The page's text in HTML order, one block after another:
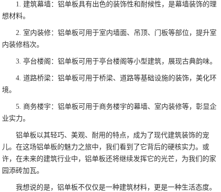
1. 建筑幕墙：铝单板具有出色的装饰性和耐候性，是幕墙装饰的理
想材料。
2. 室内装修：铝单板可用于室内墙面、吊顶、门板等部位，提升室
内装修档次。
3. 亭台楼阁：铝单板可用于亭台楼阁等小型建筑，展现古典韵味。
4. 道路桥梁：铝单板可用于桥梁、道路等基础设施的装饰，美化环
境。
5. 商务楼宇：铝单板可用于商务楼宇的幕墙、室内装修等，彰显企
业实力。
铝单板以其轻巧、美观、耐用的特点，成为了现代建筑装饰的宠
儿。在这场铝单板的魅力之旅中，我们看到了它背后的硬核实力。或
许，在未来的建筑行业中，铝单板还将继续发挥它的光芒，为我们的家
园添砖加瓦。
我想说的是，铝单板不仅仅是一种建筑材料，更是一种生活态度。